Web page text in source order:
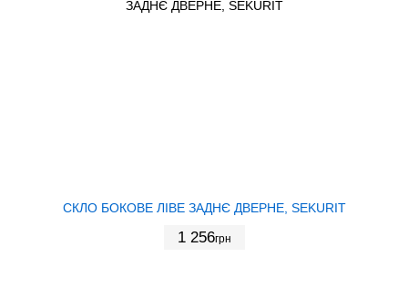
СКЛО БОКОВЕ ЛІВЕ ЗАДНЄ ДВЕРНЕ, SEKURIT
1 256грн